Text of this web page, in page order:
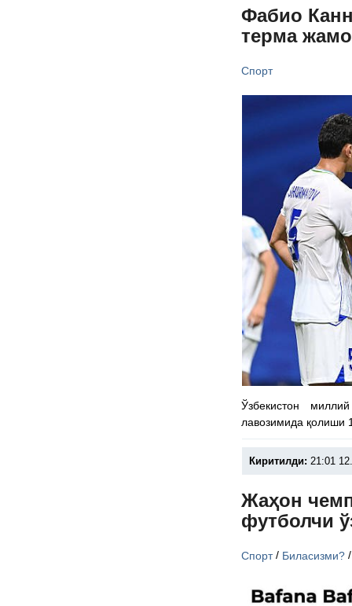
Фабио
терма
Спорт
Ўзбекистон
лавозимида қолиши
Киритилди: 21:01
Жаҳон
футболчи
Спорт/ Биласизми?